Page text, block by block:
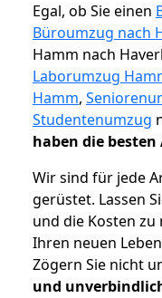
Egal, ob Sie einen
Büroumzug nach
Hamm nach
Laborumzug
Hamm,
Studentenumzug
haben die besten
Wir sind für jede
gerüstet. Lassen
und die Kosten
Ihren neuen
Zögern Sie nicht
und